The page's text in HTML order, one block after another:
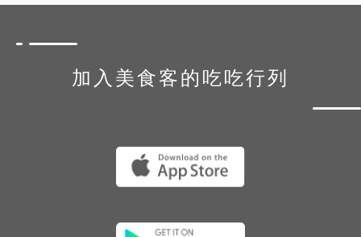
加入美食客的吃吃行列